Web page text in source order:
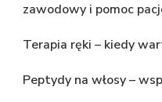
zawodowy i pomoc
Terapia ręki – kiedy
Peptydy na włosy –